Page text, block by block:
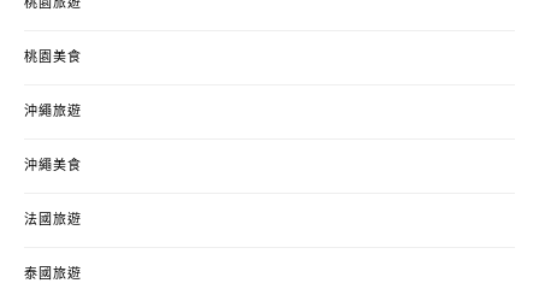
桃園旅遊
桃園美食
沖繩旅遊
沖繩美食
法國旅遊
泰國旅遊